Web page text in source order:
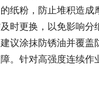
纸粉，防止堆积造
时更换，以免影响
议涂抹防锈油并覆
。针对高强度连续